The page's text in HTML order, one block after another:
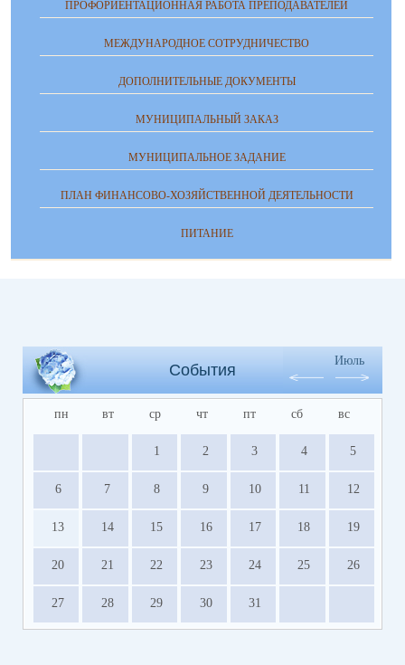
ПРОФОРИЕНТАЦИОННАЯ РАБОТА ПРЕПОДАВАТЕЛЕЙ
МЕЖДУНАРОДНОЕ СОТРУДНИЧЕСТВО
ДОПОЛНИТЕЛЬНЫЕ ДОКУМЕНТЫ
МУНИЦИПАЛЬНЫЙ ЗАКАЗ
МУНИЦИПАЛЬНОЕ ЗАДАНИЕ
ПЛАН ФИНАНСОВО-ХОЗЯЙСТВЕННОЙ ДЕЯТЕЛЬНОСТИ
ПИТАНИЕ
События
Июль
пн вт ср чт пт сб вс
1 2 3 4 5
6 7 8 9 10 11 12
13 14 15 16 17 18 19
20 21 22 23 24 25 26
27 28 29 30 31